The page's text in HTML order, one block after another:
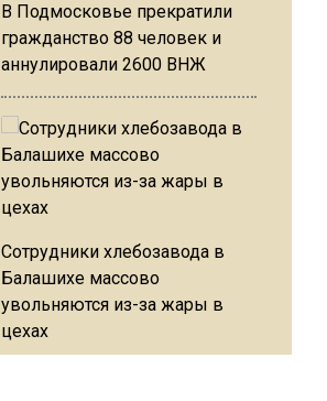
В Подмосковье прекратили
гражданство 88 человек и
аннулировали 2600 ВНЖ
Сотрудники хлебозавода в
Балашихе массово
увольняются из-за жары в
цехах